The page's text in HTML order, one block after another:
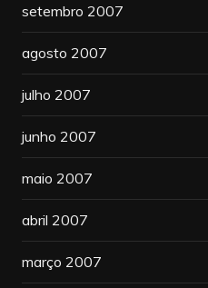
setembro 2007
agosto 2007
julho 2007
junho 2007
maio 2007
abril 2007
março 2007